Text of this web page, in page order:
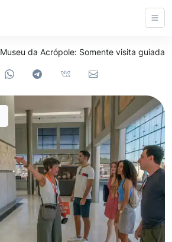
Museu da Acrópole: Somente visita guiada